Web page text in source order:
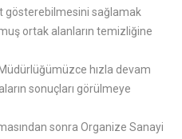
gösterebilmesini sağlamak
ortak alanların temizliğine
hızla devam
sonuçları görülmeye
sonra Organize Sanayi